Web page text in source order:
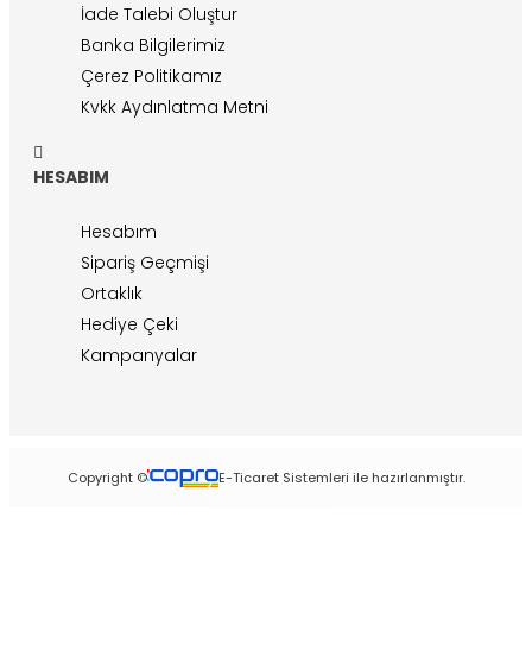
İade Talebi Oluştur
Banka Bilgilerimiz
Çerez Politikamız
Kvkk Aydınlatma Metni
HESABIM
Hesabım
Sipariş Geçmişi
Ortaklık
Hediye Çeki
Kampanyalar